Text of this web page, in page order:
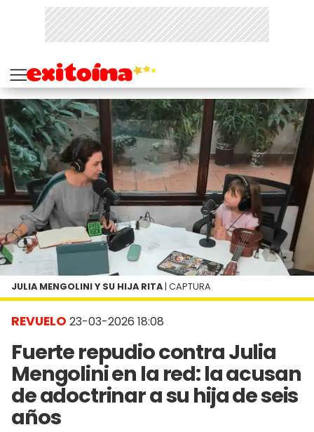
REVUELO 23-03-2026 18:08
Fuerte repudio contra Julia
Mengolini en la red: la acusan
de adoctrinar a su hija de seis
años
JULIA MENGOLINI Y SU HIJA RITA | CAPTURA